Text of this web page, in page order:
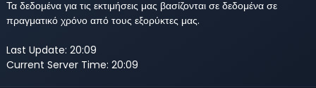
Τα δεδομένα για τις εκτιμήσεις μας βασίζονται σε δεδομένα σε
πραγματικό χρόνο από τους εξορύκτες μας.
Last Update: 20:09
Current Server Time: 20:09